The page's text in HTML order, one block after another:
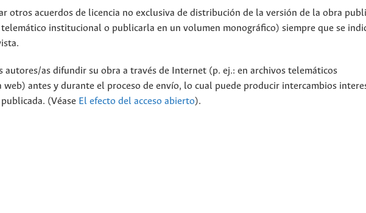
otros acuerdos de licencia no exclusiva de distribución de la versión de la obra
institucional o publicarla en un volumen monográfico) siempre que se
autores/as difundir su obra a través de Internet (p. ej.: en archivos telemáticos
web) antes y durante el proceso de envío, lo cual puede producir intercambios
(Véase El efecto del acceso abierto).